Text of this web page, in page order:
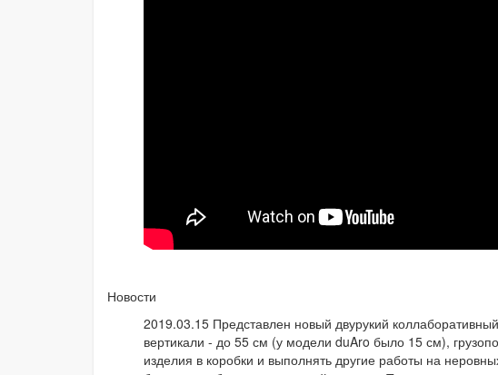
Новости
2019.03.15 Представлен новый двурукий
вертикали - до 55 см (у модели duAro было 15 см),
изделия в коробки и выполнять другие работы на